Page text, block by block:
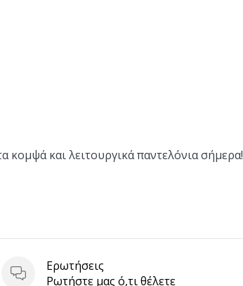
και λειτουργικά παντελόνια σήμερα!
Ερωτήσεις
Ερωτήσεις
Ρωτήστε μας ό,τι θέλετε